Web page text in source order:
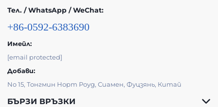
Тел. / WhatsApp / WeChat:
+86-0592-6383690
Имейл:
[email protected]
Добави:
No 15, Тонгмин Норт Роуд, Сиамен, Фуцзянь, Китай
БЪРЗИ ВРЪЗКИ